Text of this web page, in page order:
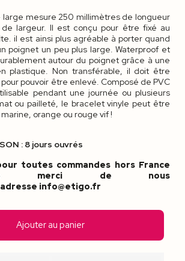
large mesure 250 millimètres de longueur
largeur. Il est conçu pour être fixé au
il est ainsi plus agréable à porter quand
poignet un peu plus large. Waterproof et
autour du poignet grâce à une
plastique. Non transférable, il doit être
pouvoir être enlevé. Composé de PVC
pendant une journée ou plusieurs
ou pailleté, le bracelet vinyle peut être
orange ou rouge vif !
: 8 jours ouvrés
toutes commandes hors France
merci de nous
info@etigo.fr
Ajouter au panier